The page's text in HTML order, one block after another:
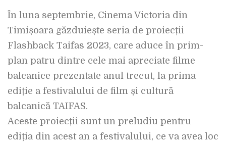
În luna septembrie, Cinema Victoria din
Timișoara găzduiește seria de proiecții
Flashback Taifas 2023, care aduce în prim-
plan patru dintre cele mai apreciate filme
balcanice prezentate anul trecut, la prima
ediție a festivalului de film și cultură
balcanică TAIFAS.
Aceste proiecții sunt un preludiu pentru
ediția din acest an a festivalului, ce va avea loc